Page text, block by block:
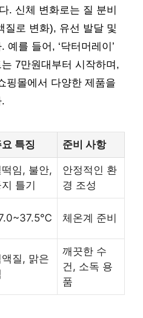
. 신체 변화로는 질 분비
질로 변화), 유선 발달 및
를 들어, ‘닥터머레이’
7만원대부터 시작하며,
핑몰에서 다양한 제품을
특징 준비 사항
떡임, 불안,
틀기
안정적인 환
경 조성
체온계 준비
액질, 맑은
깨끗한 수
건, 소독 용
품